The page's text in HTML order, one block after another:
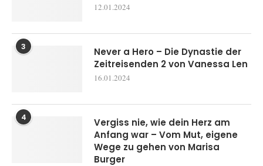
12.01.2024
3
Never a Hero – Die Dynastie der
Zeitreisenden 2 von Vanessa Len
16.01.2024
4
Vergiss nie, wie dein Herz am
Anfang war – Vom Mut, eigene
Wege zu gehen von Marisa
Burger